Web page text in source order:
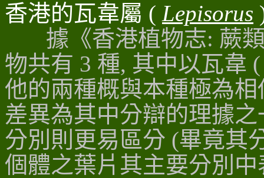
香港的瓦韋屬 ( Lepisorus
據 《香港植物志: 蕨
物共有 3 種, 其中以瓦韋
他的兩種概與本種極為
差異為其中分辯的理據
分別則更易區分 (畢竟其
個體之葉片其主要分別